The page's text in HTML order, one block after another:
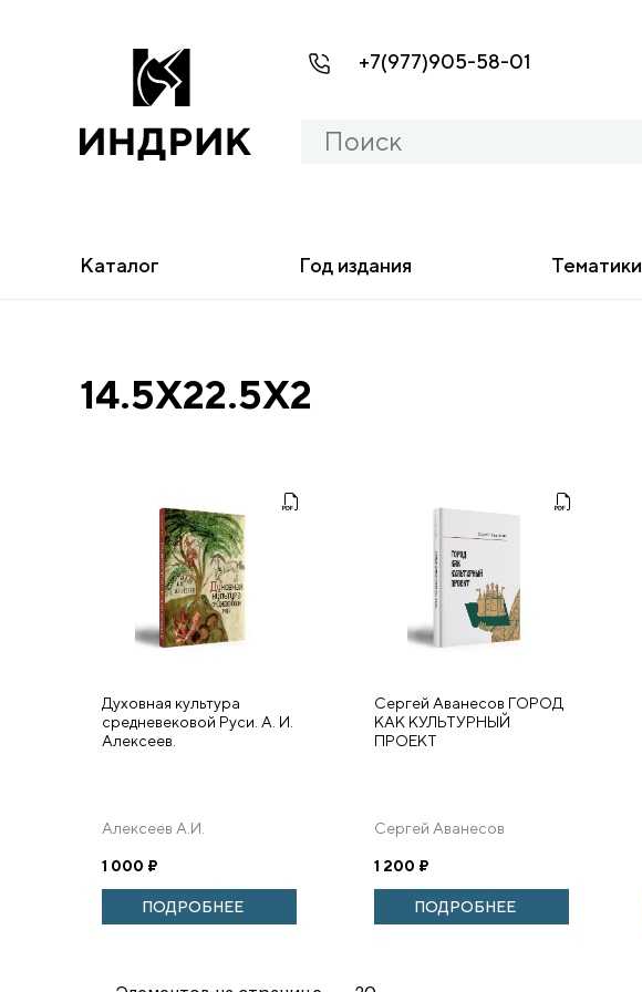
+7(977)905-58-01
Каталог Год издания Тематики
14.5X22.5X2
Духовная культура
средневековой Руси. А. И.
Алексеев.
Алексеев А.И.
1 000 ₽
ПОДРОБНЕЕ
Сергей Аванесов ГОРОД
КАК КУЛЬТУРНЫЙ
ПРОЕКТ
Сергей Аванесов
1 200 ₽
ПОДРОБНЕЕ